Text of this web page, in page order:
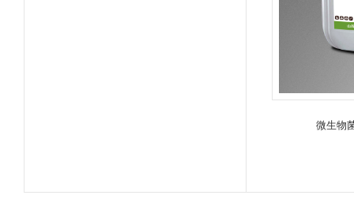
微生物